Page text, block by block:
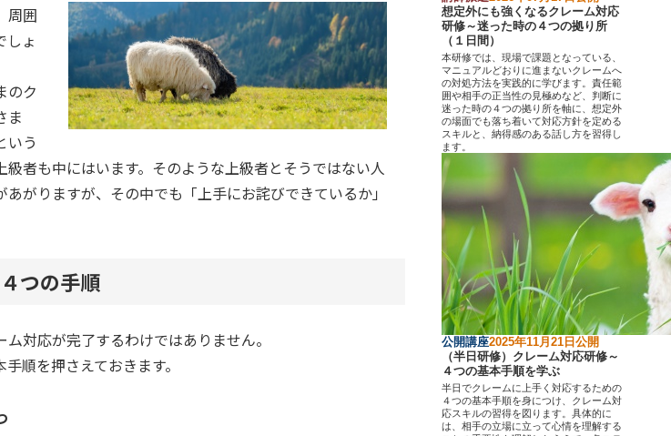
周囲
しょ
のク
ま
いう
者も中にはいます。そのような上級者とそうではない人
がりますが、その中でも「上手にお詫びできているか」
つの手順
対応が完了するわけではありません。
順を押さえておきます。
想定外にも強くなるクレーム対応
研修～迷った時の４つの拠り所
（１日間）
本研修では、現場で課題となっている、
マニュアルどおりに進まないクレームへ
の対処方法を実践的に学びます。責任範
囲や相手の正当性の見極めなど、判断に
迷った時の４つの拠り所を軸に、想定外
の場面でも落ち着いて対応方針を定める
スキルと、納得感のある話し方を習得し
ます。
公開講座2025年11月21日公開
（半日研修）クレーム対応研修～
４つの基本手順を学ぶ
半日でクレームに上手く対応するための
４つの基本手順を身につけ、クレーム対
応スキルの習得を図ります。具体的に
は、相手の立場に立って心情を理解する